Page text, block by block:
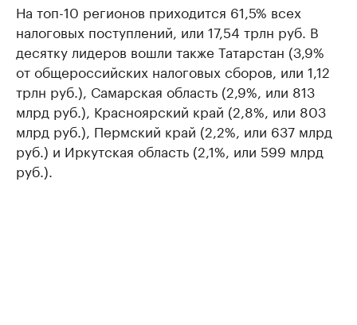
На топ-10 регионов приходится 61,5% всех
налоговых поступлений, или 17,54 трлн руб. В
десятку лидеров вошли также Татарстан (3,9%
от общероссийских налоговых сборов, или 1,12
трлн руб.), Самарская область (2,9%, или 813
млрд руб.), Красноярский край (2,8%, или 803
млрд руб.), Пермский край (2,2%, или 637 млрд
руб.) и Иркутская область (2,1%, или 599 млрд
руб.).